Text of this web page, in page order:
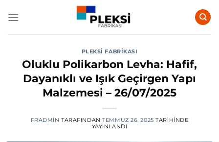
atla
PLEKSI FABRIKASI
Oluklu Polikarbon Levha: Hafif,
Dayanıklı ve Işık Geçirgen Yapı
Malzemesi – 26/07/2025
FRADMIN TARAFINDAN TEMMUZ 26, 2025 TARIHINDE
YAYINLANDI